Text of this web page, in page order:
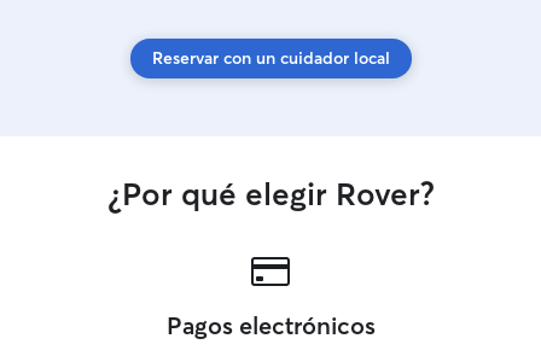
Reservar con un cuidador local
¿Por qué elegir Rover?
Pagos electrónicos